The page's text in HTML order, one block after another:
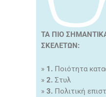
ΤΑ ΠΙΟ
ΣΚΕΛΕΤΩΝ:
» 1. Ποιότητα
» 2. Στυλ
» 3. Πολιτική